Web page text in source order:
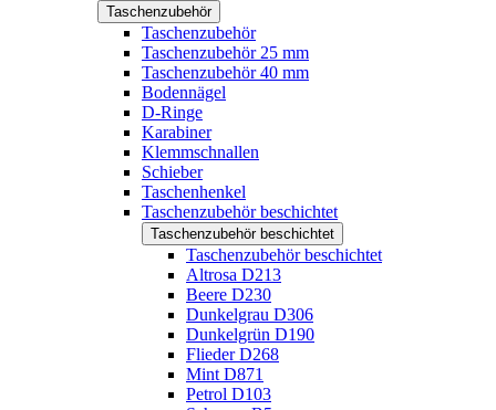
Taschenzubehör
Taschenzubehör
Taschenzubehör 25 mm
Taschenzubehör 40 mm
Bodennägel
D-Ringe
Karabiner
Klemmschnallen
Schieber
Taschenhenkel
Taschenzubehör beschichtet
Taschenzubehör beschichtet
Taschenzubehör beschichtet
Altrosa D213
Beere D230
Dunkelgrau D306
Dunkelgrün D190
Flieder D268
Mint D871
Petrol D103